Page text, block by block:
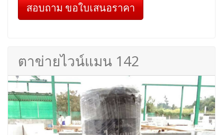
สอบถาม ขอใบเสนอราคา
ตาข่ายไวน์แมน 142